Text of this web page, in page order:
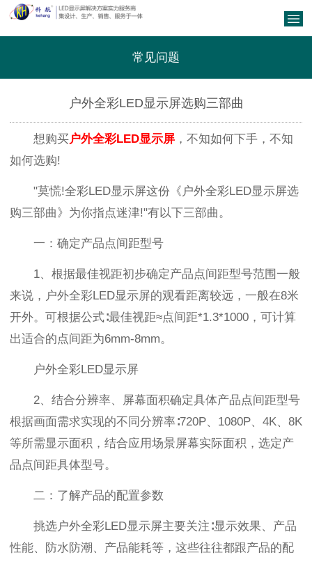
常见问题
户外全彩LED显示屏选购三部曲
想购买户外全彩LED显示屏，不知如何下手，不知
如何选购!
"莫慌!全彩LED显示屏这份《户外全彩LED显示屏选
购三部曲》为你指点迷津!"有以下三部曲。
一：确定产品点间距型号
1、根据最佳视距初步确定产品点间距型号范围一般
来说，户外全彩LED显示屏的观看距离较远，一般在8米
开外。可根据公式∶最佳视距≈点间距*1.3*1000，可计算
出适合的点间距为6mm-8mm。
户外全彩LED显示屏
2、结合分辨率、屏幕面积确定具体产品点间距型号
根据画面需求实现的不同分辨率∶720P、1080P、4K、8K
等所需显示面积，结合应用场景屏幕实际面积，选定产
品点间距具体型号。
二：了解产品的配置参数
挑选户外全彩LED显示屏主要关注∶显示效果、产品
性能、防水防潮、产品能耗等，这些往往都跟产品的配